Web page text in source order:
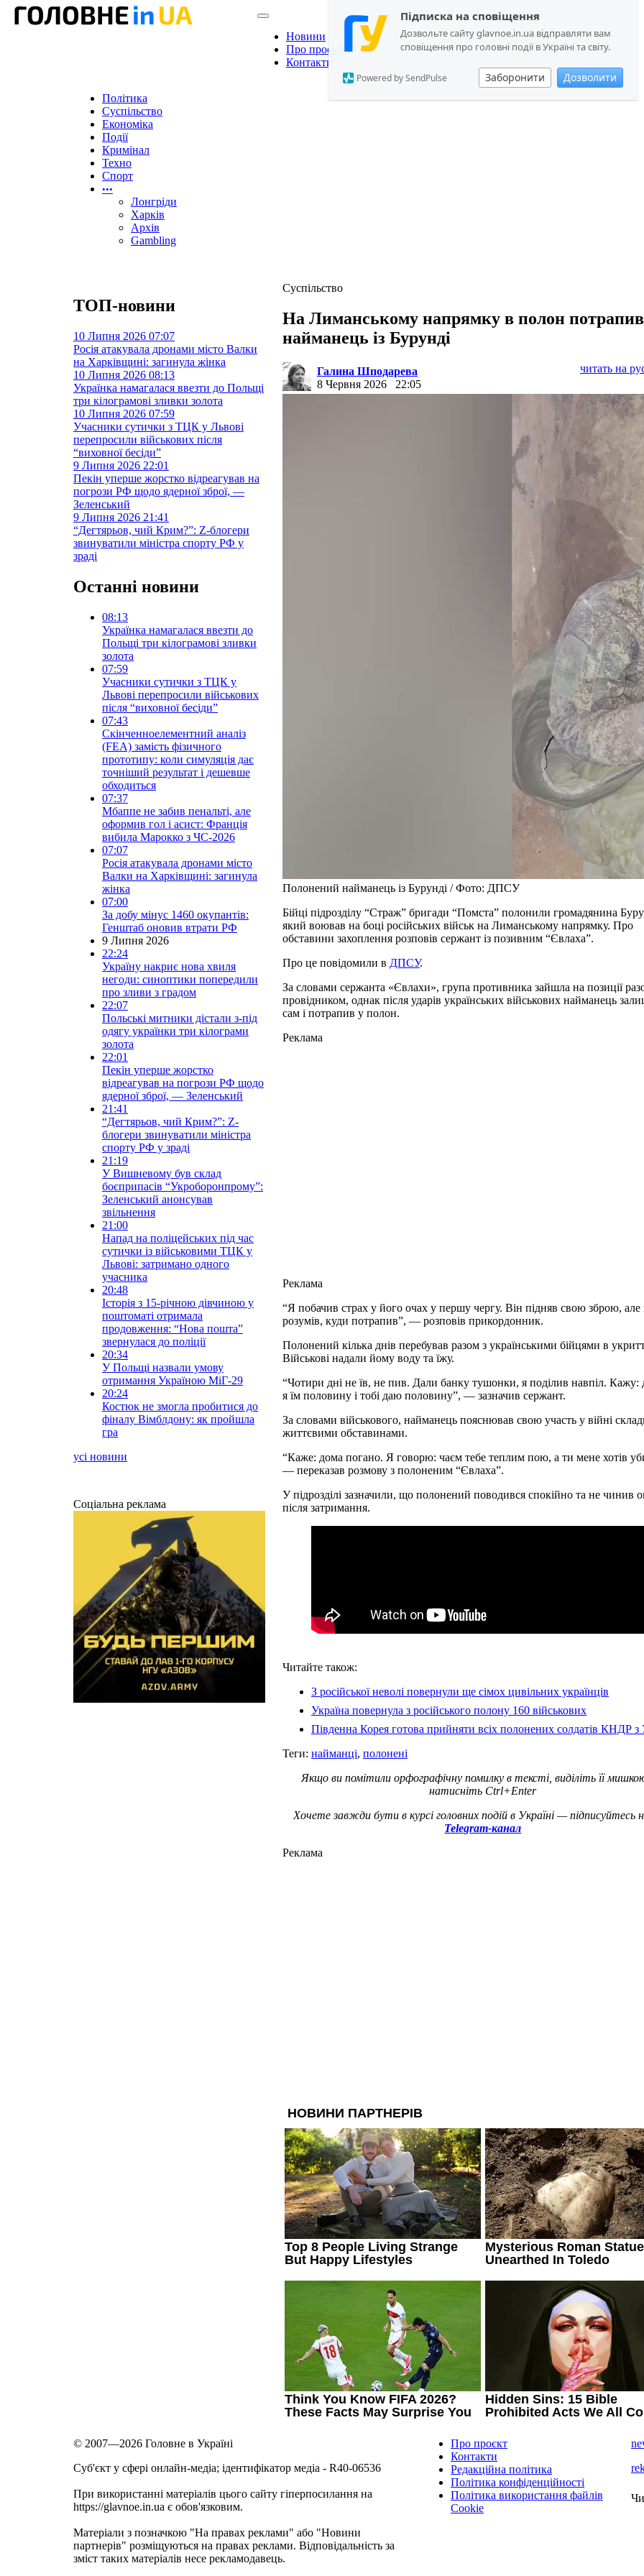
Підписка на сповіщення
Дозвольте сайту glavnoe.in.ua відправляти вам
сповіщення про головні події в Україні та світу.
Заборонити Дозволити
Powered by SendPulse
Новини
Про проєкт
Контакти
Політика
Суспільство
Економіка
Події
Кримінал
Техно
Спорт
•••
Лонгріди
Харків
Архів
Gambling
Суспільство
На Лиманському напрямку в полон потрапив
найманець із Бурунді
Галина Шподарева
8 Червня 2026
22:05
читать на
Полонений найманець із Бурунді / Фото: ДПСУ
Бійці підрозділу “Страж” бригади “Помста” полонили громадянина
який воював на боці російських військ на Лиманському напрямку. Про
обставини захоплення розповів сержант із позивним “Євлаха”.
Про це повідомили в ДПСУ.
За словами сержанта «Євлахи», група противника зайшла на позиції
провідником, однак після ударів українських військових найманець
сам і потрапив у полон.
Реклама
Реклама
“Я побачив страх у його очах у першу чергу. Він підняв свою зброю,
розумів, куди потрапив”, — розповів прикордонник.
Полонений кілька днів перебував разом з українськими бійцями в
Військові надали йому воду та їжу.
“Чотири дні не їв, не пив. Дали банку тушонки, я поділив навпіл. Кажу:
я їм половину і тобі даю половину”, — зазначив сержант.
За словами військового, найманець пояснював свою участь у війні
життєвими обставинами.
“Каже: дома погано. Я говорю: чаєм тебе теплим пою, а ти мене хотів
— переказав розмову з полоненим “Євлаха”.
У підрозділі зазначили, що полонений поводився спокійно та не чинив
після затримання.
Читайте також:
З російської неволі повернули ще сімох цивільних українців
Україна повернула з російського полону 160 військових
Південна Корея готова прийняти всіх полонених солдатів КНДР з
Теги: найманці, полонені
Якщо ви помітили орфографічну помилку в тексті, виділіть її
натисніть Ctrl+Enter
Хочете завжди бути в курсі головних подій в Україні — підписуйтесь
Telegram-канал
Реклама
ТОП-новини
10 Липня 2026 07:07
Росія атакувала дронами місто Валки
на Харківщині: загинула жінка
10 Липня 2026 08:13
Українка намагалася ввезти до Польщі
три кілограмові зливки золота
10 Липня 2026 07:59
Учасники сутички з ТЦК у Львові
перепросили військових після
“виховної бесіди”
9 Липня 2026 22:01
Пекін уперше жорстко відреагував на
погрози РФ щодо ядерної зброї, —
Зеленський
9 Липня 2026 21:41
“Дегтярьов, чий Крим?”: Z-блогери
звинуватили міністра спорту РФ у
зраді
Останні новини
08:13
Українка намагалася ввезти до
Польщі три кілограмові зливки
золота
07:59
Учасники сутички з ТЦК у
Львові перепросили військових
після “виховної бесіди”
07:43
Скінченноелементний аналіз
(FEA) замість фізичного
прототипу: коли симуляція дає
точніший результат і дешевше
обходиться
07:37
Мбаппе не забив пенальті, але
оформив гол і асист: Франція
вибила Марокко з ЧС-2026
07:07
Росія атакувала дронами місто
Валки на Харківщині: загинула
жінка
07:00
За добу мінус 1460 окупантів:
Генштаб оновив втрати РФ
9 Липня 2026
22:24
Україну накриє нова хвиля
негоди: синоптики попередили
про зливи з градом
22:07
Польські митники дістали з-під
одягу українки три кілограми
золота
22:01
Пекін уперше жорстко
відреагував на погрози РФ щодо
ядерної зброї, — Зеленський
21:41
“Дегтярьов, чий Крим?”: Z-
блогери звинуватили міністра
спорту РФ у зраді
21:19
У Вишневому був склад
боєприпасів “Укроборонпрому”:
Зеленський анонсував
звільнення
21:00
Напад на поліцейських під час
сутички із військовими ТЦК у
Львові: затримано одного
учасника
20:48
Історія з 15-річною дівчиною у
поштоматі отримала
продовження: “Нова пошта”
звернулася до поліції
20:34
У Польщі назвали умову
отримання Україною МіГ-29
20:24
Костюк не змогла пробитися до
фіналу Вімблдону: як пройшла
гра
усі новини
Соціальна реклама
© 2007—2026 Головне в Україні
Cуб'єкт у сфері онлайн-медіа; ідентифікатор медіа - R40-06536
При використанні матеріалів цього сайту гіперпосилання на
https://glavnoe.in.ua є обов'язковим.
Матеріали з позначкою "На правах реклами" або "Новини
партнерів" розміщуються на правах реклами. Відповідальність за
зміст таких матеріалів несе рекламодавець.
Про проєкт
Контакти
Редакційна політика
Політика конфіденційності
Політика використання файлів
Cookie